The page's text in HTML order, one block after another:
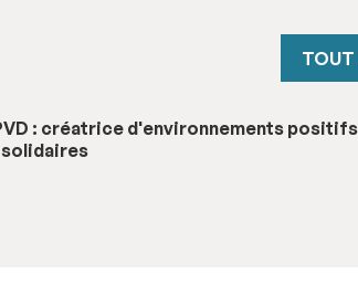
TOUT
: créatrice d'environnements positifs